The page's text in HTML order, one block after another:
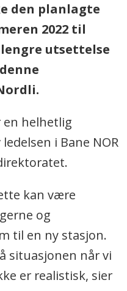
den planlagte
2022 til
utsettelse
en helhetlig
i Bane NOR
kan være
og
til en ny stasjon.
situasjonen når vi
er realistisk, sier